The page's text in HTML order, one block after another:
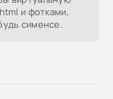
и фотками,
сименсе.